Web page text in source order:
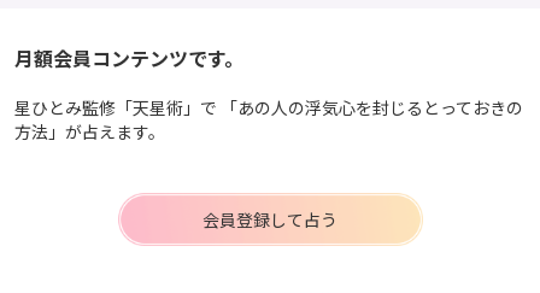
月額会員コンテンツです。
星ひとみ監修「天星術」で 「あの人の浮気心を封じるとっておきの
方法」が占えます。
会員登録して占う